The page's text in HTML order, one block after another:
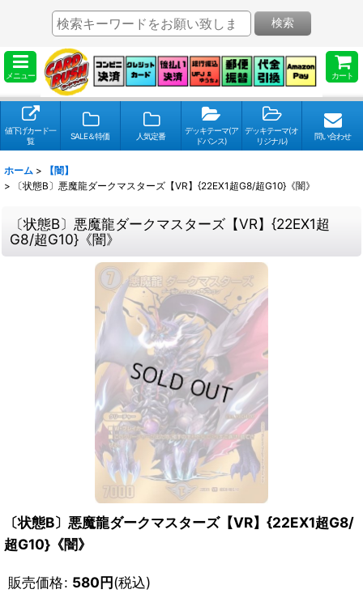
メニュー カート
検索
値下げカード一
覧
SALE＆特価 人気定番
デッキテーマ(ア
ドバンス)
デッキテーマ(オ
リジナル)
問い合わせ
ホーム >
【闇】
>
〔状態B〕悪魔龍ダークマスターズ【VR】{22EX1超G8/超G10}《闇》
〔状態B〕悪魔龍ダークマスターズ【VR】{22EX1超
G8/超G10}《闇》
〔状態B〕悪魔龍ダークマスターズ【VR】{22EX1超G8/
超G10}《闇》
販売価格: 580円(税込)